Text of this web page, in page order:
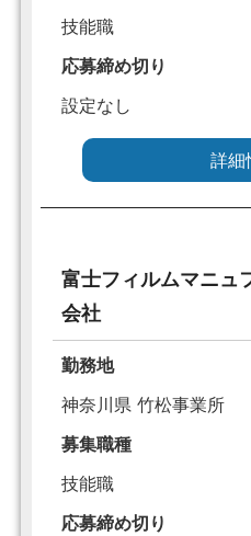
技能職
応募締め切り
設定なし
詳細
富士フィルムマニュ
会社
勤務地
神奈川県 竹松事業所
募集職種
技能職
応募締め切り